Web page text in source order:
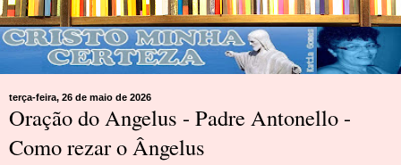
terça-feira, 26 de maio de 2026
Oração do Angelus - Padre Antonello -
Como rezar o Ângelus